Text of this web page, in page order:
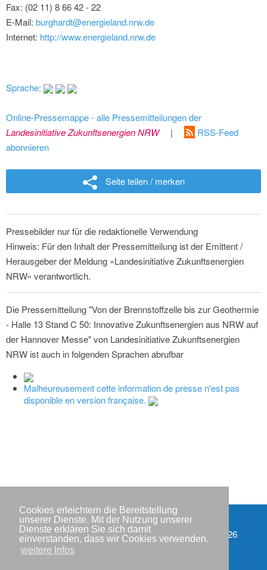
Cookies erleichtern die Bereitstellung
unserer Dienste. Mit der Nutzung unserer
Dienste erklären Sie sich damit
einverstanden, dass wir Cookies verwenden.
weitere Infos
Fax: (02 11) 8 66 42 - 22
E-Mail: burghardt@energieland.nrw.de
Internet: http://www.energieland.nrw.de
Sprache:
Online-Pressemappe - alle Pressemitteilungen der
Landesinitiative Zukunftsenergien NRW
|
RSS-Feed
abonnieren
Seite teilen / merken
Pressebilder nur für die redaktionelle Verwendung
Hinweis: Für den Inhalt der Pressemitteilung ist der Emittent /
Herausgeber der Meldung »Landesinitiative Zukunftsenergien
NRW« verantwortlich.
Die Pressemitteilung "Von der Brennstoffzelle bis zur Geothermie
- Halle 13 Stand C 50: Innovative Zukunftsenergien aus NRW auf
der Hannover Messe" von Landesinitiative Zukunftsenergien
NRW ist auch in folgenden Sprachen abrufbar
Malheureusement cette information de presse n'est pas
disponible en version française.
Partner
Impressum
Copyright © IWR 2026